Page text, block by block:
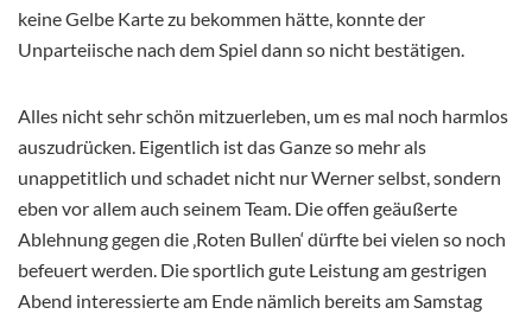
keine Gelbe Karte zu bekommen hätte, konnte der
Unparteiische nach dem Spiel dann so nicht bestätigen.
Alles nicht sehr schön mitzuerleben, um es mal noch harmlos
auszudrücken. Eigentlich ist das Ganze so mehr als
unappetitlich und schadet nicht nur Werner selbst, sondern
eben vor allem auch seinem Team. Die offen geäußerte
Ablehnung gegen die ‚Roten Bullen‘ dürfte bei vielen so noch
befeuert werden. Die sportlich gute Leistung am gestrigen
Abend interessierte am Ende nämlich bereits am Samstag